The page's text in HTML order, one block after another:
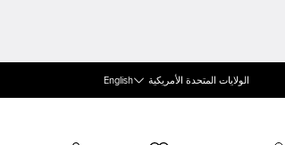
الولايات المتحدة الأمريكية English